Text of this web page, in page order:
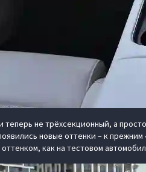
теперь не трёхсекционный, а
новые оттенки – к
как на тестовом